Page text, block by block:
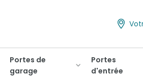
Portes de
garage
Portes
d'entrée